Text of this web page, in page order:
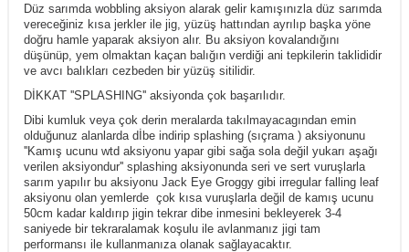
Düz sarımda wobbling aksiyon alarak gelir kamışınızla düz sarımda
vereceğiniz kısa jerkler ile jig, yüzüş hattından ayrılıp başka yöne
doğru hamle yaparak aksiyon alır. Bu aksiyon kovalandığını
düşünüp, yem olmaktan kaçan balığın verdiği ani tepkilerin taklididir
ve avcı balıkları cezbeden bir yüzüş sitilidir.
DİKKAT ''SPLASHING'' aksiyonda çok başarılıdır.
Dibi kumluk veya çok derin meralarda takılmayacagından emin
olduğunuz alanlarda dİbe indirip splashing (sıçrama ) aksiyonunu
''Kamış ucunu wtd aksiyonu yapar gibi sağa sola değil yukarı aşağı
verilen aksiyondur'' splashing aksiyonunda seri ve sert vuruşlarla
sarım yapılır bu aksiyonu Jack Eye Groggy gibi irregular falling leaf
aksiyonu olan yemlerde çok kısa vuruşlarla değil de kamış ucunu
50cm kadar kaldırıp jigin tekrar dibe inmesini bekleyerek 3-4
saniyede bir tekraralamak koşulu ile avlanmanız jigi tam
performansı ile kullanmanıza olanak sağlayacaktır.